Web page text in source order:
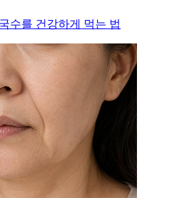
수를 건강하게 먹는 법